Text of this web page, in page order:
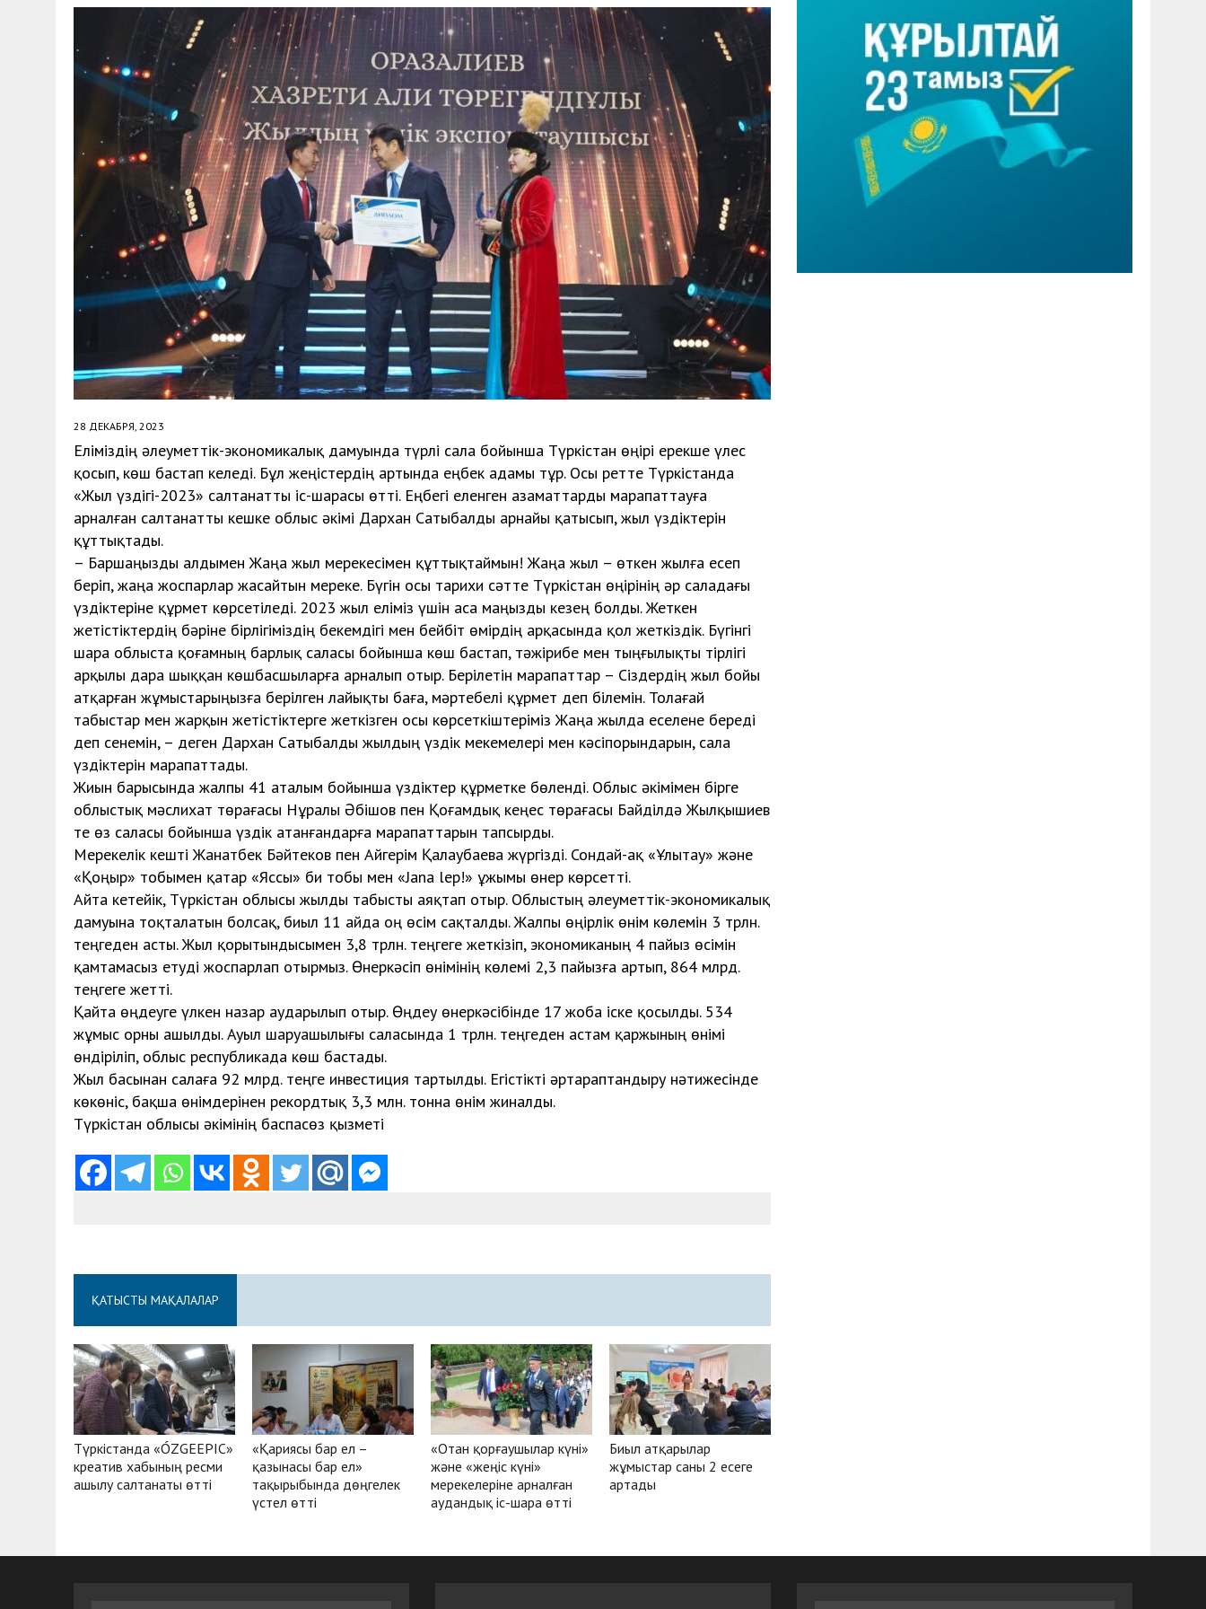
30 МАЯ, 2026 ТҮСІНДІРУ ЖҰМЫСТАРЫ ЖҮРГІЗІЛДІ
28 ДЕКАБРЯ, 2023
Еліміздің әлеуметтік-экономикалық дамуында түрлі сала бойынша Түркістан өңірі ерекше үлес
қосып, көш бастап келеді. Бұл жеңістердің артында еңбек адамы тұр. Осы ретте Түркістанда
«Жыл үздігі-2023» салтанатты іс-шарасы өтті. Еңбегі еленген азаматтарды марапаттауға
арналған салтанатты кешке облыс әкімі Дархан Сатыбалды арнайы қатысып, жыл үздіктерін
құттықтады.
– Баршаңызды алдымен Жаңа жыл мерекесімен құттықтаймын! Жаңа жыл – өткен жылға есеп
беріп, жаңа жоспарлар жасайтын мереке. Бүгін осы тарихи сәтте Түркістан өңірінің әр саладағы
үздіктеріне құрмет көрсетіледі. 2023 жыл еліміз үшін аса маңызды кезең болды. Жеткен
жетістіктердің бәріне бірлігіміздің бекемдігі мен бейбіт өмірдің арқасында қол жеткіздік. Бүгінгі
шара облыста қоғамның барлық саласы бойынша көш бастап, тәжірибе мен тыңғылықты тірлігі
арқылы дара шыққан көшбасшыларға арналып отыр. Берілетін марапаттар – Сіздердің жыл бойы
атқарған жұмыстарыңызға берілген лайықты баға, мәртебелі құрмет деп білемін. Толағай
табыстар мен жарқын жетістіктерге жеткізген осы көрсеткіштеріміз Жаңа жылда еселене береді
деп сенемін, – деген Дархан Сатыбалды жылдың үздік мекемелері мен кәсіпорындарын, сала
үздіктерін марапаттады.
Жиын барысында жалпы 41 аталым бойынша үздіктер құрметке бөленді. Облыс әкімімен бірге
облыстық мәслихат төрағасы Нұралы Әбішов пен Қоғамдық кеңес төрағасы Байділдә Жылқышиев
те өз саласы бойынша үздік атанғандарға марапаттарын тапсырды.
Мерекелік кешті Жанатбек Бәйтеков пен Айгерім Қалаубаева жүргізді. Сондай-ақ «Ұлытау» және
«Қоңыр» тобымен қатар «Яссы» би тобы мен «Jana lep!» ұжымы өнер көрсетті.
Айта кетейік, Түркістан облысы жылды табысты аяқтап отыр. Облыстың әлеуметтік-экономикалық
дамуына тоқталатын болсақ, биыл 11 айда оң өсім сақталды. Жалпы өңірлік өнім көлемін 3 трлн.
теңгеден асты. Жыл қорытындысымен 3,8 трлн. теңгеге жеткізіп, экономиканың 4 пайыз өсімін
қамтамасыз етуді жоспарлап отырмыз. Өнеркәсіп өнімінің көлемі 2,3 пайызға артып, 864 млрд.
теңгеге жетті.
Қайта өңдеуге үлкен назар аударылып отыр. Өңдеу өнеркәсібінде 17 жоба іске қосылды. 534
жұмыс орны ашылды. Ауыл шаруашылығы саласында 1 трлн. теңгеден астам қаржының өнімі
өндіріліп, облыс республикада көш бастады.
Жыл басынан салаға 92 млрд. теңге инвестиция тартылды. Егістікті әртараптандыру нәтижесінде
көкөніс, бақша өнімдерінен рекордтық 3,3 млн. тонна өнім жиналды.
Түркістан облысы әкімінің баспасөз қызметі
ҚАТЫСТЫ МАҚАЛАЛАР
Түркістанда «ÓZGEEPIC»
креатив хабының ресми
ашылу салтанаты өтті
«Қариясы бар ел –
қазынасы бар ел»
тақырыбында дөңгелек
үстел өтті
«Отан қорғаушылар күні»
және «жеңіс күні»
мерекелеріне арналған
аудандық іс-шара өтті
Биыл атқарылар
жұмыстар саны 2 есеге
артады